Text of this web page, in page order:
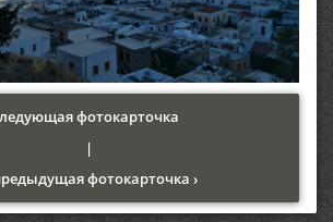
фотокарточка
|
фотокарточка ›